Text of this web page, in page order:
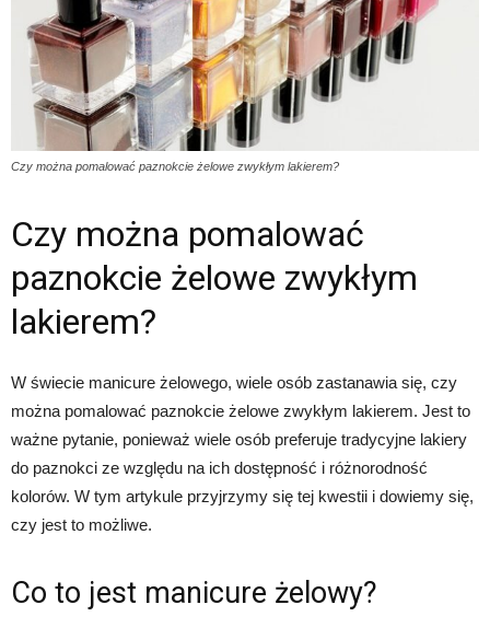
Czy można pomalować paznokcie żelowe zwykłym lakierem?
Czy można pomalować
paznokcie żelowe zwykłym
lakierem?
W świecie manicure żelowego, wiele osób zastanawia się, czy
można pomalować paznokcie żelowe zwykłym lakierem. Jest to
ważne pytanie, ponieważ wiele osób preferuje tradycyjne lakiery
do paznokci ze względu na ich dostępność i różnorodność
kolorów. W tym artykule przyjrzymy się tej kwestii i dowiemy się,
czy jest to możliwe.
Co to jest manicure żelowy?